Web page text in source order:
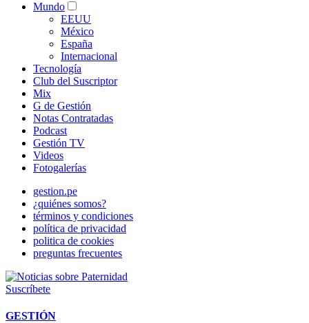
Mundo
EEUU
México
España
Internacional
Tecnología
Club del Suscriptor
Mix
G de Gestión
Notas Contratadas
Podcast
Gestión TV
Videos
Fotogalerías
gestion.pe
¿quiénes somos?
términos y condiciones
política de privacidad
politica de cookies
preguntas frecuentes
Suscríbete
GESTIÓN